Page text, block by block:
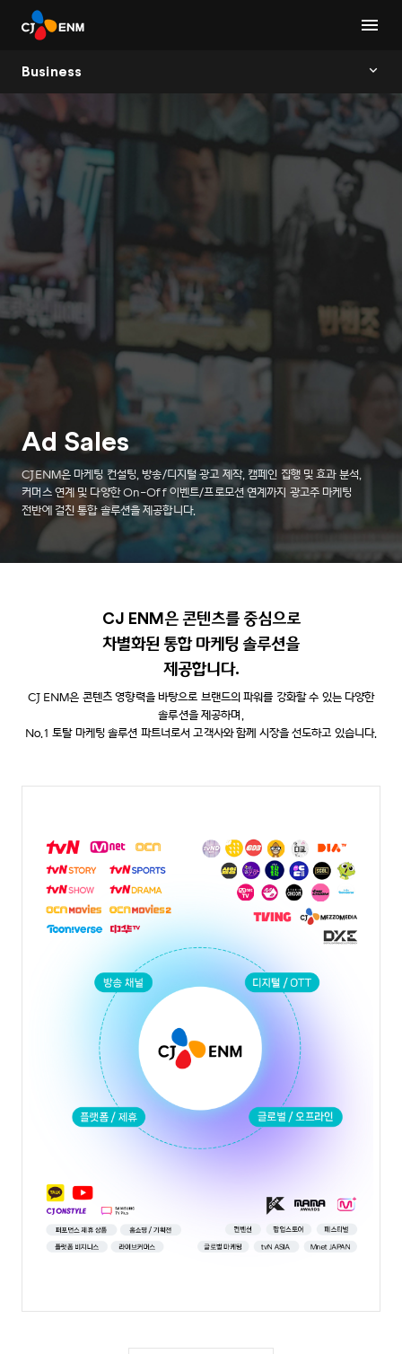
Business
Ad Sales
CJENM은 마케팅 컨설팅, 방송/디지털 광고 제작, 캠페인 집행 및 효과 분석,
커머스 연계 및 다양한 On-Off 이벤트/프로모션 연계까지 광고주 마케팅
전반에 걸친 통합 솔루션을 제공합니다.
CJ ENM은 콘텐츠를 중심으로
차별화된 통합 마케팅 솔루션을
제공합니다.
CJ ENM은 콘텐츠 영향력을 바탕으로 브랜드의 파워를 강화할 수 있는 다양한
솔루션을 제공하며,
No.1 토탈 마케팅 솔루션 파트너로서 고객사와 함께 시장을 선도하고 있습니다.